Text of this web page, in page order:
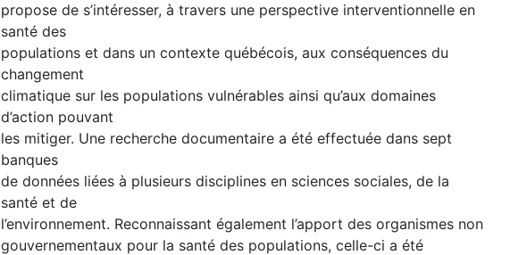
propose de s’intéresser, à travers une perspective interventionnelle en
santé des
populations et dans un contexte québécois, aux conséquences du
changement
climatique sur les populations vulnérables ainsi qu’aux domaines
d’action pouvant
les mitiger. Une recherche documentaire a été effectuée dans sept
banques
de données liées à plusieurs disciplines en sciences sociales, de la
santé et de
l’environnement. Reconnaissant également l’apport des organismes non
gouvernementaux pour la santé des populations, celle-ci a été